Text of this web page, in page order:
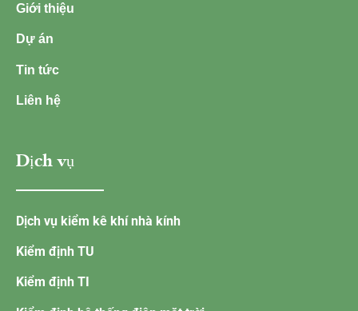
Giới thiệu
Dự án
Tin tức
Liên hệ
Dịch vụ
Dịch vụ kiểm kê khí nhà kính
Kiểm định TU
Kiểm định TI